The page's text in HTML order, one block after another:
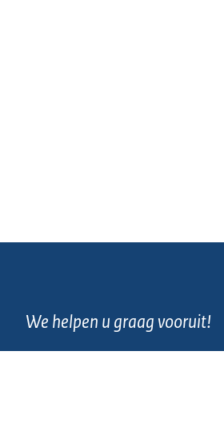
We helpen u graag vooruit!